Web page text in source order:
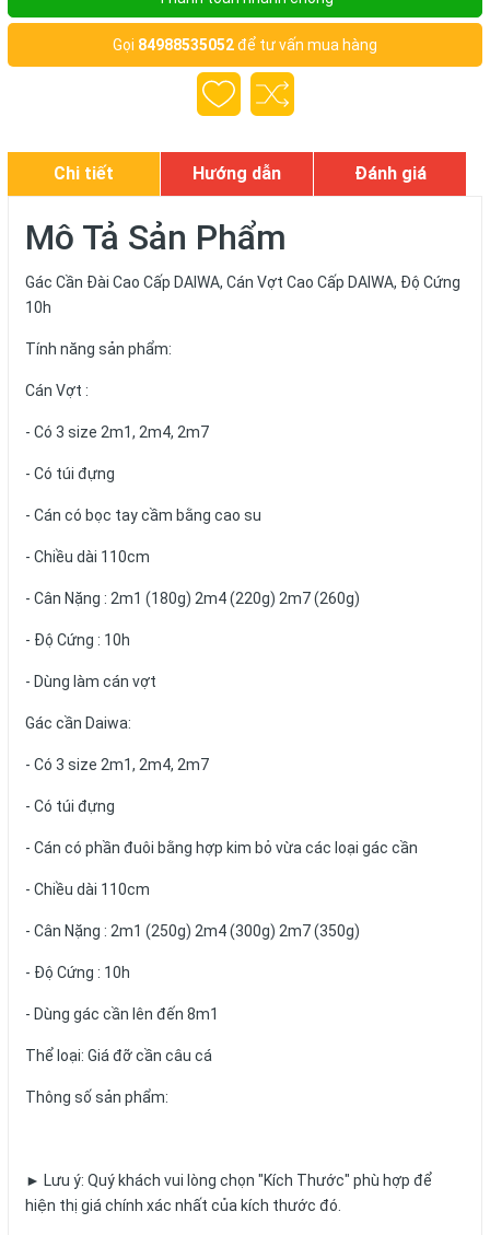
Gọi 84988535052để tư vấn mua hàng
Chi tiết Hướng dẫn Đánh giá
Mô Tả Sản Phẩm
Gác Cần Đài Cao Cấp DAIWA, Cán Vợt Cao Cấp DAIWA, Độ Cứng
10h
Tính năng sản phẩm:
Cán Vợt :
- Có 3 size 2m1, 2m4, 2m7
- Có túi đựng
- Cán có bọc tay cầm bằng cao su
- Chiều dài 110cm
- Cân Nặng : 2m1 (180g) 2m4 (220g) 2m7 (260g)
- Độ Cứng : 10h
- Dùng làm cán vợt
Gác cần Daiwa:
- Có 3 size 2m1, 2m4, 2m7
- Có túi đựng
- Cán có phần đuôi bằng hợp kim bỏ vừa các loại gác cần
- Chiều dài 110cm
- Cân Nặng : 2m1 (250g) 2m4 (300g) 2m7 (350g)
- Độ Cứng : 10h
- Dùng gác cần lên đến 8m1
Thể loại: Giá đỡ cần câu cá
Thông số sản phẩm:
► Lưu ý: Quý khách vui lòng chọn "Kích Thước" phù hợp để
hiện thị giá chính xác nhất của kích thước đó.